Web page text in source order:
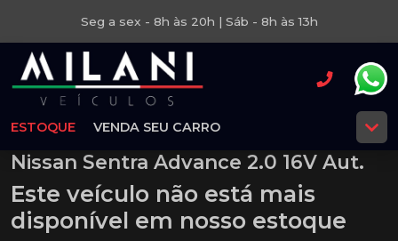
Seg a sex - 8h às 20h | Sáb - 8h às 13h
ESTOQUE VENDA SEU CARRO
Nissan Sentra Advance 2.0 16V Aut.
Este veículo não está mais
disponível em nosso estoque